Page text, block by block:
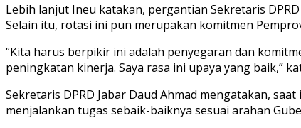
Lebih lanjut Ineu katakan, pergantian Sekretaris
Selain itu, rotasi ini pun merupakan komitmen
“Kita harus berpikir ini adalah penyegaran dan
peningkatan kinerja. Saya rasa ini upaya yang baik,”
Sekretaris DPRD Jabar Daud Ahmad mengatakan,
menjalankan tugas sebaik-baiknya sesuai arahan